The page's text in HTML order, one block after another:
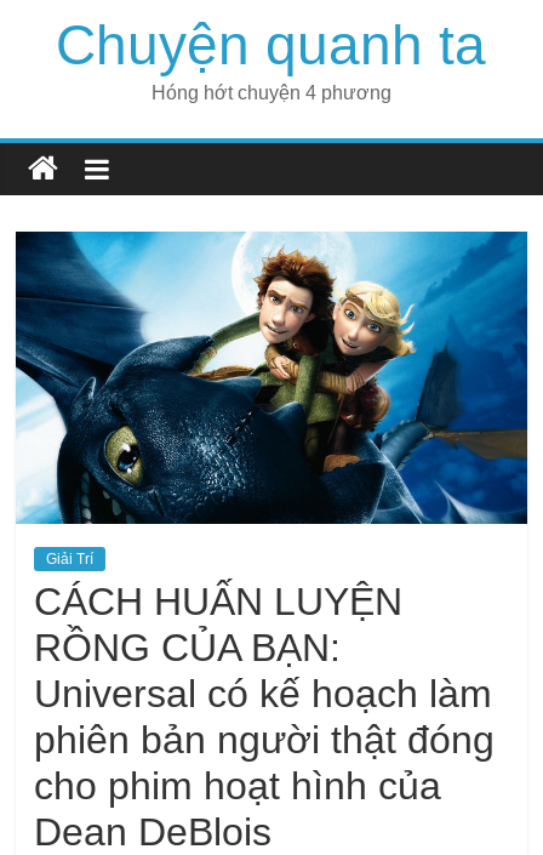
Chuyện quanh ta
Hóng hớt chuyện 4 phương
Giải Trí
CÁCH HUẤN LUYỆN
RỒNG CỦA BẠN:
Universal có kế hoạch làm
phiên bản người thật đóng
cho phim hoạt hình của
Dean DeBlois